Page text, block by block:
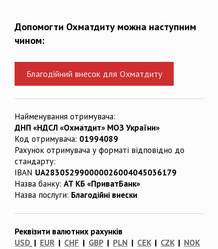
Допомогти Охматдиту можна наступним
чином:
Благодійний внесок для Охматдиту
Найменування отримувача:
ДНП «НДСЛ «Охматдит» МОЗ України»
Код отримувача: 01994089
Рахунок отримувача у форматі відповідно до
стандарту:
IBAN UA283052990000026004045036179
Назва банку: АТ КБ «ПриватБанк»
Назва послуги: Благодійні внески
Реквізити валютних рахунків
USD | EUR | CHF | GBP| PLN | CEK| CZK| NOK